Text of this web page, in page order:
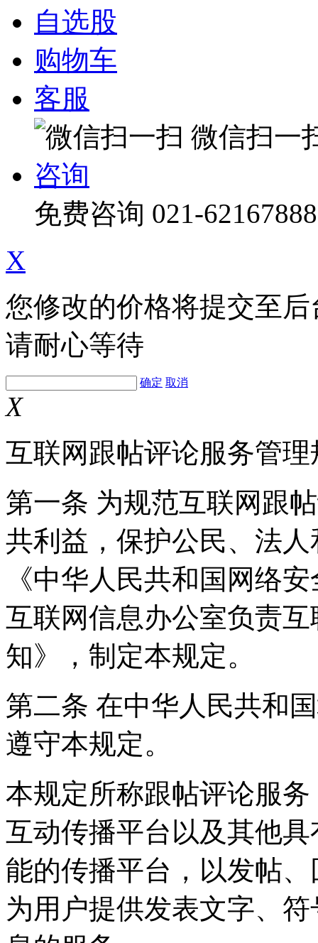
自选股
购物车
客服
微信扫一
咨询
免费咨询 021-62167888
X
您修改的价格将提交至
请耐心等待
确定 取消
X
互联网跟帖评论服务管理
第一条 为规范互联网跟
共利益，保护公民、法
《中华人民共和国网络
互联网信息办公室负责
知》，制定本规定。
第二条 在中华人民共和
遵守本规定。
本规定所称跟帖评论服
互动传播平台以及其他
能的传播平台，以发帖
为用户提供发表文字、